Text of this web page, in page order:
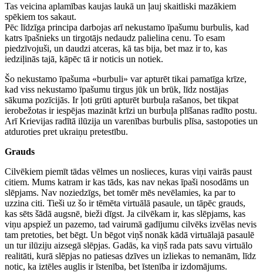
Tas veicina aplamības kaujas laukā un ļauj skaitliski mazākiem
spēkiem tos sakaut.
Pēc līdzīga principa darbojas arī nekustamo īpašumu burbulis, kad
katrs īpašnieks un tirgotājs nedaudz palielina cenu. To esam
piedzīvojuši, un daudzi atceras, kā tas bija, bet maz ir to, kas
iedziļinās tajā, kāpēc tā ir noticis un notiek.
Šo nekustamo īpašuma «burbuli» var apturēt tikai pamatīga krīze,
kad viss nekustamo īpašumu tirgus jūk un brūk, līdz nostājas
sākuma pozīcijās. Ir ļoti grūti apturēt burbuļa rašanos, bet tikpat
ierobežotas ir iespējas mazināt krīzi un burbuļa plīšanas radīto postu.
Arī Krievijas radītā ilūzija un varenības burbulis plīsa, sastopoties un
atduroties pret ukraiņu pretestību.
Grauds
Cilvēkiem piemīt tādas vēlmes un noslieces, kuras viņi vairās paust
citiem. Mums katram ir kas tāds, kas nav nekas īpaši nosodāms un
slēpjams. Nav noziedzīgs, bet tomēr mēs nevēlamies, ka par to
uzzina citi. Tieši uz šo ir tēmēta virtuālā pasaule, un tāpēc grauds,
kas sēts šādā augsnē, bieži dīgst. Ja cilvēkam ir, kas slēpjams, kas
viņu apspiež un pazemo, tad vairumā gadījumu cilvēks izvēlas nevis
tam pretoties, bet bēgt. Un bēgot viņš nonāk kādā virtuālajā pasaulē
un tur ilūziju aizsegā slēpjas. Gadās, ka viņš rada pats savu virtuālo
realitāti, kurā slēpjas no patiesas dzīves un izliekas to nemanām, līdz
notic, ka iztēles auglis ir īstenība, bet īstenība ir izdomājums.